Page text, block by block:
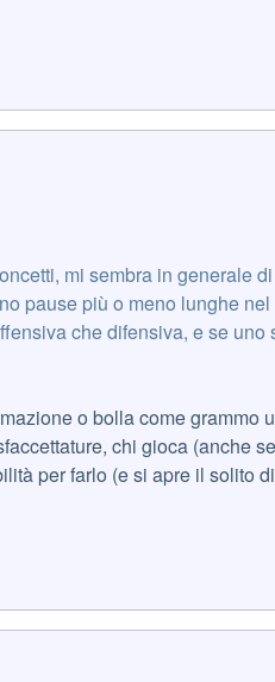
mi sembra in generale
pause più o meno lunghe
che difensiva, e se
o bolla come grammo
chi gioca (anche
per farlo (e si apre il solito